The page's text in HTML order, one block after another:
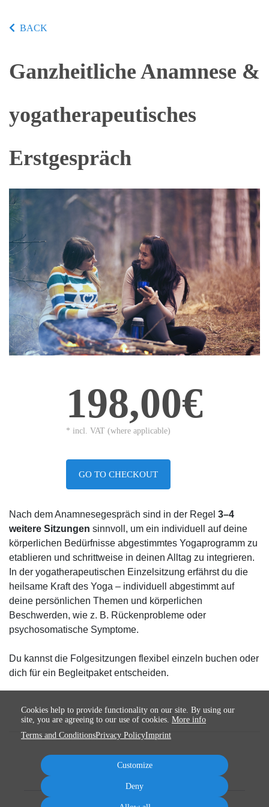
BACK
Ganzheitliche Anamnese &
yogatherapeutisches
Erstgespräch
198,00€
* incl. VAT (where applicable)
GO TO CHECKOUT
Nach dem Anamnesegespräch sind in der Regel 3–4
weitere Sitzungen sinnvoll, um ein individuell auf deine
körperlichen Bedürfnisse abgestimmtes Yogaprogramm zu
etablieren und schrittweise in deinen Alltag zu integrieren.
In der yogatherapeutischen Einzelsitzung erfährst du die
heilsame Kraft des Yoga – individuell abgestimmt auf
deine persönlichen Themen und körperlichen
Beschwerden, wie z. B. Rückenprobleme oder
psychosomatische Symptome.
Du kannst die Folgesitzungen flexibel einzeln buchen oder
dich für ein Begleitpaket entscheiden.
Cookies help to provide functionality on our site. By using our
site, you are agreeing to our use of cookies. More info
Terms and ConditionsPrivacy PolicyImprint
Customize
Deny